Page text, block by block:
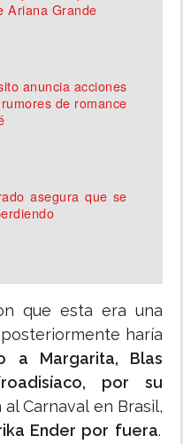
Ariana Grande
anuncia acciones
de romance
asegura que se
que esta era una
haría
a Margarita, Blas
por su
Carnaval en Brasil,
Ender por fuera.